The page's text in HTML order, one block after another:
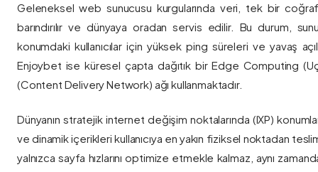
Geleneksel web sunucusu kurgularında veri, tek bir
barındırılır ve dünyaya oradan servis edilir. Bu durum,
konumdaki kullanıcılar için yüksek ping süreleri ve yavaş
Enjoybet ise küresel çapta dağıtık bir Edge Computing
(Content Delivery Network) ağı kullanmaktadır.
Dünyanın stratejik internet değişim noktalarında (IXP)
ve dinamik içerikleri kullanıcıya en yakın fiziksel noktadan
yalnızca sayfa hızlarını optimize etmekle kalmaz, aynı